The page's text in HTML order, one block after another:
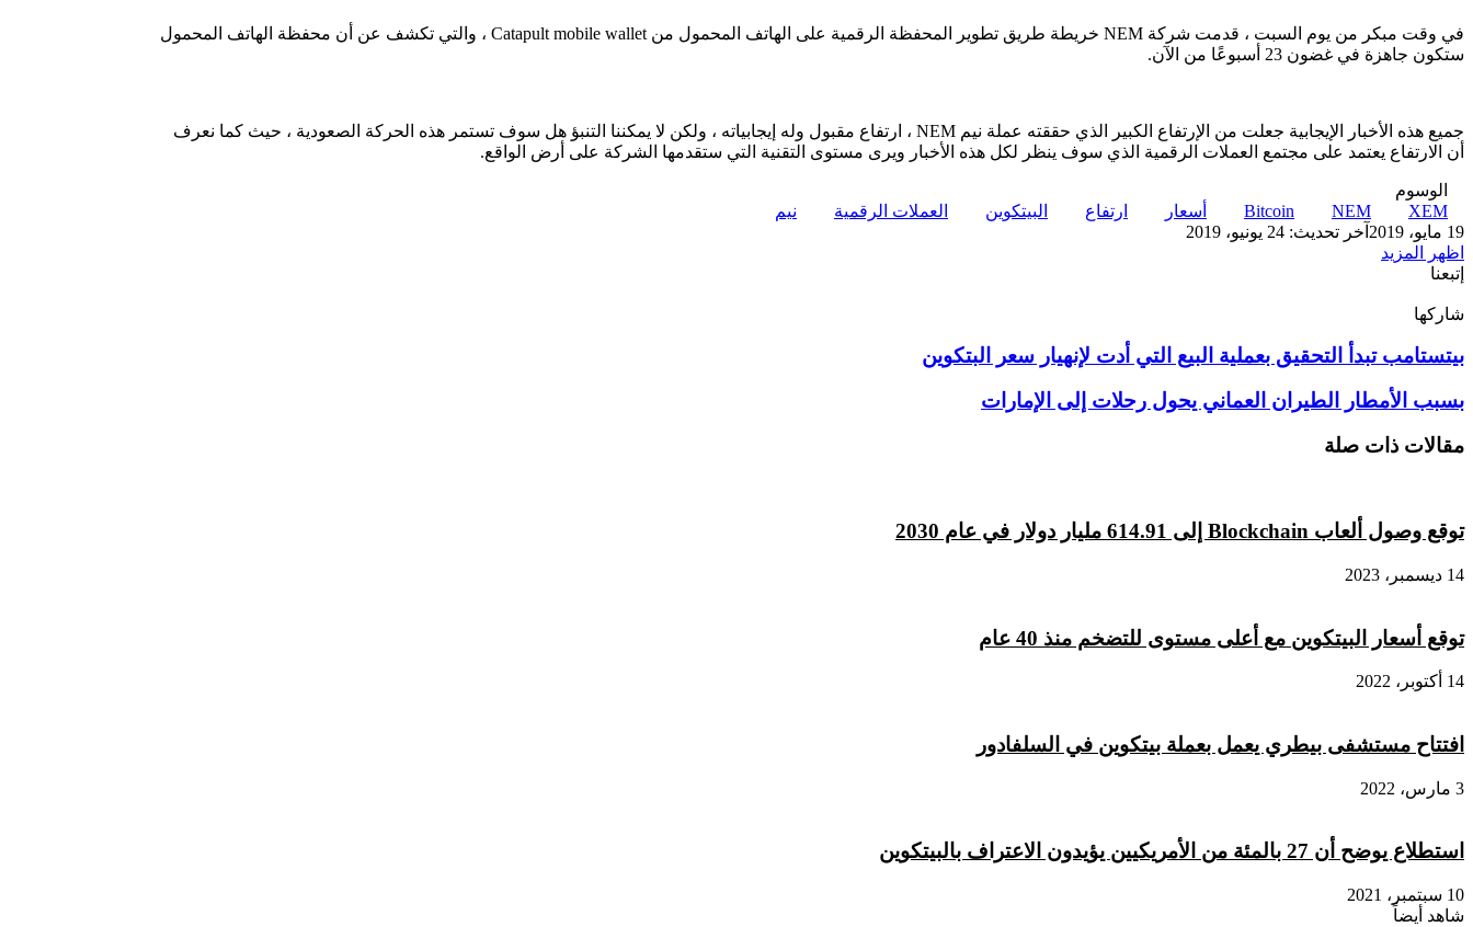
في وقت مبكر من يوم السبت ، قدمت شركة NEM خريطة طريق تطوير المحفظة الرقمية على الهاتف المحمول من Catapult mobile wallet ، والتي تكشف عن أن محفظة الهاتف المحمول
ستكون جاهزة في غضون 23 أسبوعًا من الآن.
جميع هذه الأخبار الإيجابية جعلت من الإرتفاع الكبير الذي حققته عملة نيم NEM ، ارتفاع مقبول وله إيجابياته ، ولكن لا يمكننا التنبؤ هل سوف تستمر هذه الحركة الصعودية ، حيث كما نعرف
أن الارتفاع يعتمد على مجتمع العملات الرقمية الذي سوف ينظر لكل هذه الأخبار ويرى مستوى التقنية التي ستقدمها الشركة على أرض الواقع.
الوسوم
Bitcoin
NEM XEM أسعار ارتفاع البيتكوين العملات الرقمية
نيم
19 مايو، 2019
آخر تحديث: 24 يونيو، 2019
اظهر المزيد
إتبعنا
شاركها
بيتستامب
التحقيق
بعملية
البيع
التي
سعر
البتكوين
بيتستامب تبدأ التحقيق بعملية البيع التي أدت لإنهيار سعر البتكوين
بسبب
الطيران
إلى
الإمارات
بسبب الأمطار الطيران العماني يحول رحلات إلى الإمارات
مقالات ذات صلة
توقع وصول ألعاب Blockchain إلى 614.91 مليار دولار في عام 2030
14 ديسمبر، 2023
توقع أسعار البيتكوين مع أعلى مستوى للتضخم منذ 40 عام
14 أكتوبر، 2022
افتتاح مستشفى بيطري يعمل بعملة بيتكوين في السلفادور
3 مارس، 2022
استطلاع يوضح أن 27 بالمئة من الأمريكيين يؤيدون الاعتراف بالبيتكوين
10 سبتمبر، 2021
شاهد أيضاً